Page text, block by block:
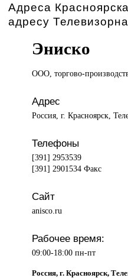
Адреса
адресу
Эниско
ООО, торгово-
Адрес
Россия, г. Красноярск,
Телефоны
[391] 2953539
[391] 2901534 Факс
Сайт
anisco.ru
Рабочее время:
09:00-18:00 пн-пт
Россия, г. Красноярск,